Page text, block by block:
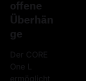
offene
Überhän
ge
Der CORE
One L
ermöglicht